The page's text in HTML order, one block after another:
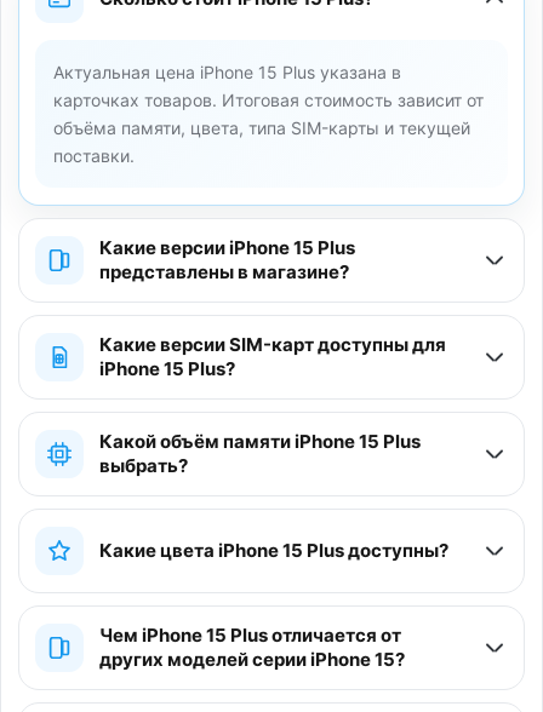
Актуальная цена iPhone 15 Plus указана в
карточках товаров. Итоговая стоимость зависит от
объёма памяти, цвета, типа SIM-карты и текущей
поставки.
Какие версии iPhone 15 Plus
представлены в магазине?
Какие версии SIM-карт доступны для
iPhone 15 Plus?
Какой объём памяти iPhone 15 Plus
выбрать?
Какие цвета iPhone 15 Plus доступны?
Чем iPhone 15 Plus отличается от
других моделей серии iPhone 15?